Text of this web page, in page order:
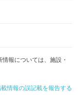
報については、施設・
情報の誤記載を報告する